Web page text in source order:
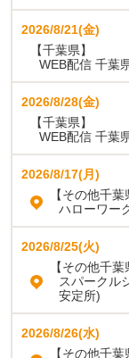
2026/8/21(金)
【千葉県】
WEB配信 千葉
2026/8/28(金)
【千葉県】
WEB配信 千葉
2026/8/17(月)
【その他千
ハローワー
2026/8/25(火)
【その他千
スパークル
安定所)
2026/8/26(水)
【その他千